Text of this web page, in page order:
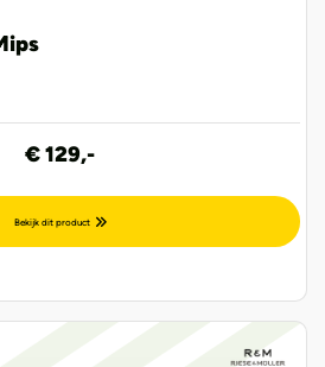
€ 129,-
Bekijk dit product